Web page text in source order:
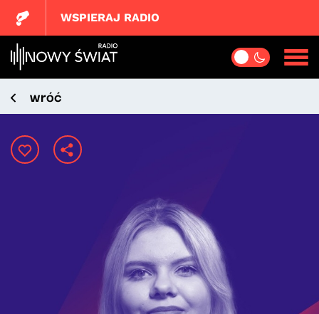
WSPIERAJ RADIO
wróć